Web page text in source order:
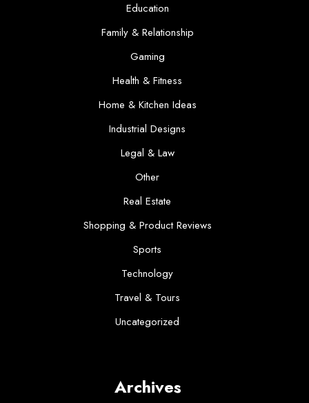
Education
Family & Relationship
Gaming
Health & Fitness
Home & Kitchen Ideas
Industrial Designs
Legal & Law
Other
Real Estate
Shopping & Product Reviews
Sports
Technology
Travel & Tours
Uncategorized
Archives